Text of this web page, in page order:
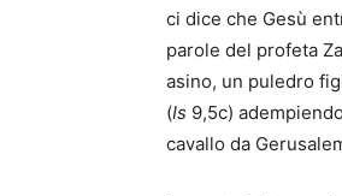
ci dice che Gesù
parole del profeta
asino, un puledro
(Is 9,5c)
cavallo da